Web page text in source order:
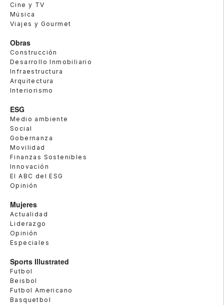
Cine y TV
Música
Viajes y Gourmet
Obras
Construcción
Desarrollo Inmobiliario
Infraestructura
Arquitectura
Interiorismo
ESG
Medio ambiente
Social
Gobernanza
Movilidad
Finanzas Sostenibles
Innovación
El ABC del ESG
Opinión
Mujeres
Actualidad
Liderazgo
Opinión
Especiales
Sports Illustrated
Futbol
Beisbol
Futbol Americano
Basquetbol